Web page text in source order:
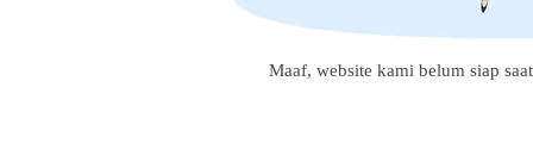
Maaf, website kami belum siap